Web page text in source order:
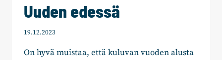
Uuden edessä
19.12.2023
On hyvä muistaa, että kuluvan vuoden alusta